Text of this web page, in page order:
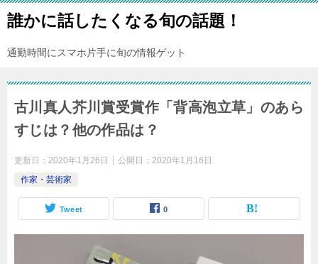
誰かに話したくなる旬の話題！
通勤時間にスマホ片手に旬の情報ゲット
古川真人芥川賞受賞作「背高泡立草」のあら
すじは？他の作品は？
更新日： 2020年1月26日 公開日： 2020年1月16日
作家・芸術家
Tweet 0